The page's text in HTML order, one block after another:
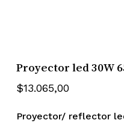
Proyector led 30W
$13.065,00
Proyector/ reflector